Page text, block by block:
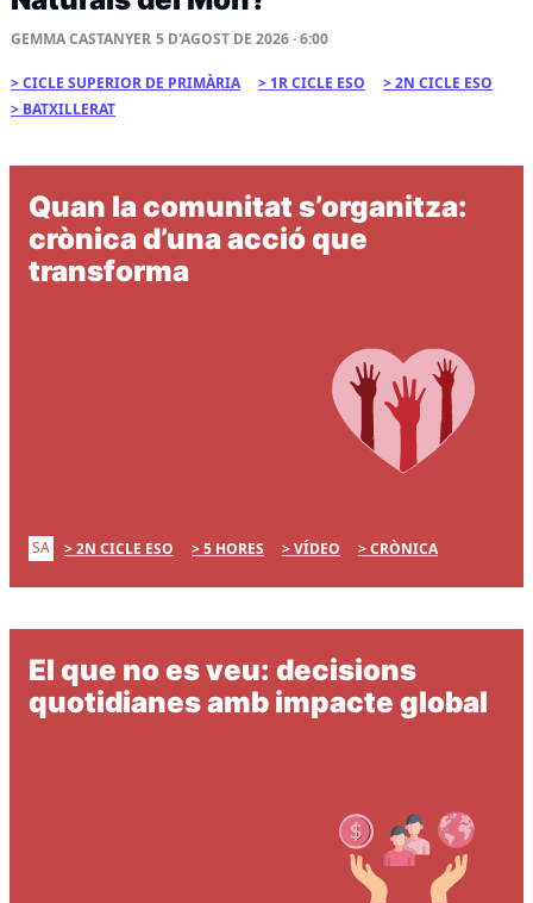
GEMMA CASTANYER 5 D'AGOST DE 2026 · 6:00
CICLE SUPERIOR DE PRIMÀRIA 1R CICLE ESO
2N CICLE ESO
BATXILLERAT
Quan la comunitat s’organitza:
crònica d’una acció que
transforma
SA 2N CICLE ESO 5 HORES VÍDEO CRÒNICA
El que no es veu: decisions
quotidianes amb impacte global